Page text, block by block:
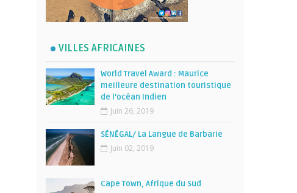
VILLES AFRICAINES
World Travel Award : Maurice
meilleure destination touristique
de l’océan Indien
Juin 26, 2019
SÉNÉGAL/ La Langue de Barbarie
Juin 02, 2019
Cape Town, Afrique du Sud